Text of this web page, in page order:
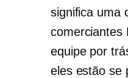
significa uma
comerciantes
equipe por
eles estão se